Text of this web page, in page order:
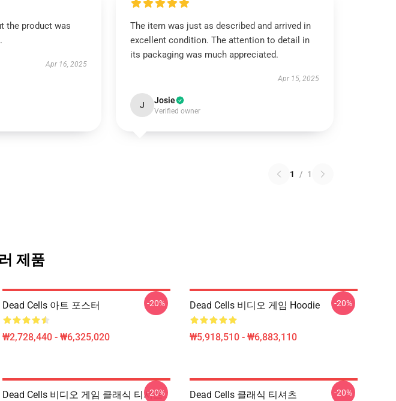
the product was
Apr 16, 2025
The item was just as described and arrived in
excellent condition. The attention to detail in
its packaging was much appreciated.
Apr 15, 2025
J Josie
Verified owner
1 / 1
제품
Dead Cells 아트 포스터
₩2,728,440 - ₩6,325,020
-20% Dead Cells 비디오 게임 Hoodie
₩5,918,510 - ₩6,883,110
-20%
Dead Cells 비디오 게임 클래식 티셔츠
-20% Dead Cells 클래식 티셔츠 -20%